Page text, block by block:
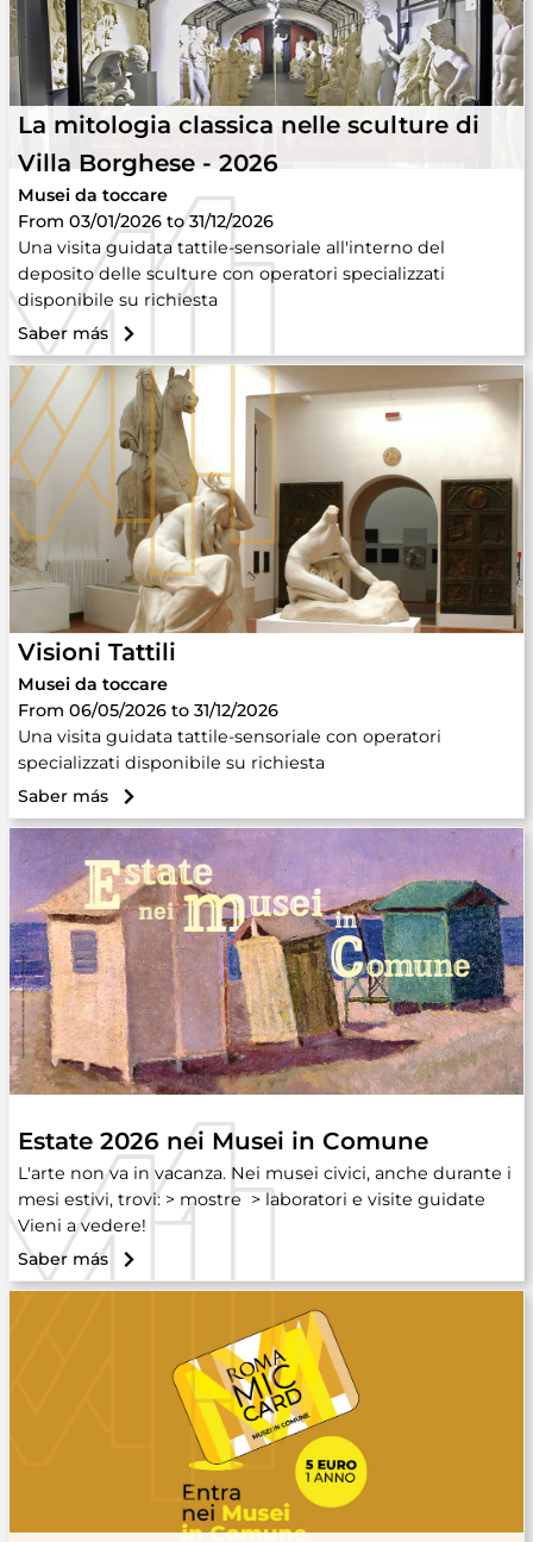
La mitologia classica nelle sculture di
Villa Borghese - 2026
Musei da toccare
From 03/01/2026 to 31/12/2026
Una visita guidata tattile-sensoriale all'interno del
deposito delle sculture con operatori specializzati
disponibile su richiesta
Saber más
Visioni Tattili
Musei da toccare
From 06/05/2026 to 31/12/2026
Una visita guidata tattile-sensoriale con operatori
specializzati disponibile su richiesta
Saber más
Estate 2026 nei Musei in Comune
L'arte non va in vacanza. Nei musei civici, anche durante i
mesi estivi, trovi: > mostre > laboratori e visite guidate
Vieni a vedere!
Saber más